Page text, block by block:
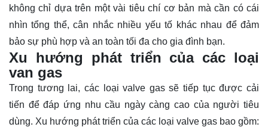
không chỉ dựa trên một vài tiêu chí cơ bản mà cần có cái
nhìn tổng thể, cân nhắc nhiều yếu tố khác nhau để đảm
bảo sự phù hợp và an toàn tối đa cho gia đình bạn.
Xu hướng phát triển của các loại
van gas
Trong tương lai, các loại valve gas sẽ tiếp tục được cải
tiến để đáp ứng nhu cầu ngày càng cao của người tiêu
dùng. Xu hướng phát triển của các loại valve gas bao gồm: